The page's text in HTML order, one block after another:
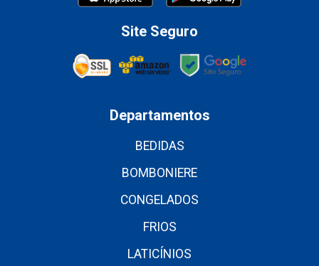
Site Seguro
Departamentos
BEDIDAS
BOMBONIERE
CONGELADOS
FRIOS
LATICÍNIOS